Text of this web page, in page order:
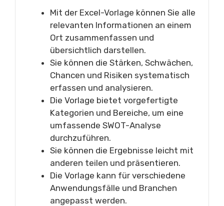
Mit der Excel-Vorlage können Sie alle
relevanten Informationen an einem
Ort zusammenfassen und
übersichtlich darstellen.
Sie können die Stärken, Schwächen,
Chancen und Risiken systematisch
erfassen und analysieren.
Die Vorlage bietet vorgefertigte
Kategorien und Bereiche, um eine
umfassende SWOT-Analyse
durchzuführen.
Sie können die Ergebnisse leicht mit
anderen teilen und präsentieren.
Die Vorlage kann für verschiedene
Anwendungsfälle und Branchen
angepasst werden.